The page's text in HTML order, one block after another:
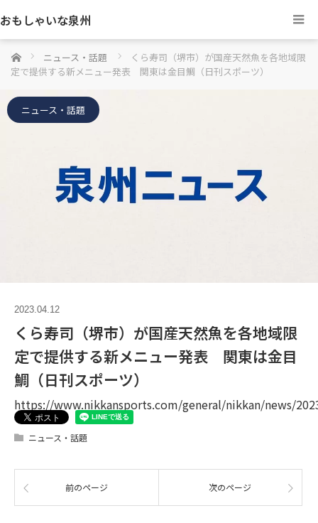
おもしゃいな泉州
ホーム ニュース・話題
くら寿司（堺市）が国産天然魚を各地域限
定で提供する新メニュー発表 関東は金目鯛（日刊スポーツ）
ニュース・話題
2023.04.12
くら寿司（堺市）が国産天然魚を各地域限
定で提供する新メニュー発表 関東は金目
鯛（日刊スポーツ）
https://www.nikkansports.com/general/nikkan/news/
ニュース・話題
前のページ 次のページ